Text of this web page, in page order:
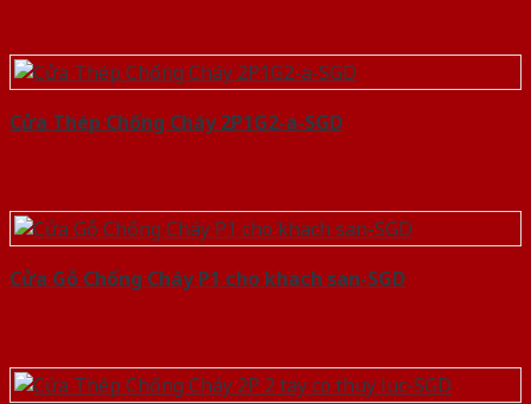
Cửa Thép Chống Cháy 2P1G2-a-SGD
Cửa Gỗ Chống Cháy P1 cho khach san-SGD